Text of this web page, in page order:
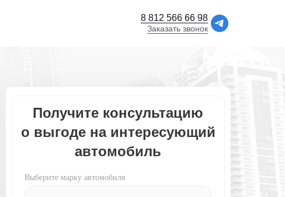
8 812 566 66 98
Заказать звонок
Получите консультацию
о выгоде на интересующий
автомобиль
Выберите марку автомобиля